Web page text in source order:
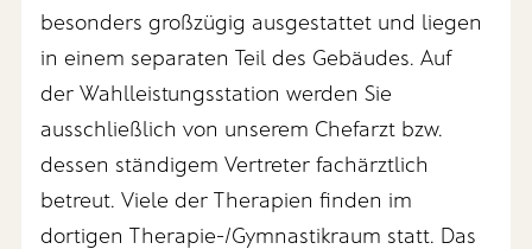
besonders großzügig ausgestattet und liegen
in einem separaten Teil des Gebäudes. Auf
der Wahlleistungsstation werden Sie
ausschließlich von unserem Chefarzt bzw.
dessen ständigem Vertreter fachärztlich
betreut. Viele der Therapien finden im
dortigen Therapie-/Gymnastikraum statt. Das